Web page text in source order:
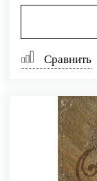
Сравнить